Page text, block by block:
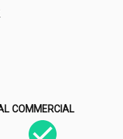
COMMERCIAL